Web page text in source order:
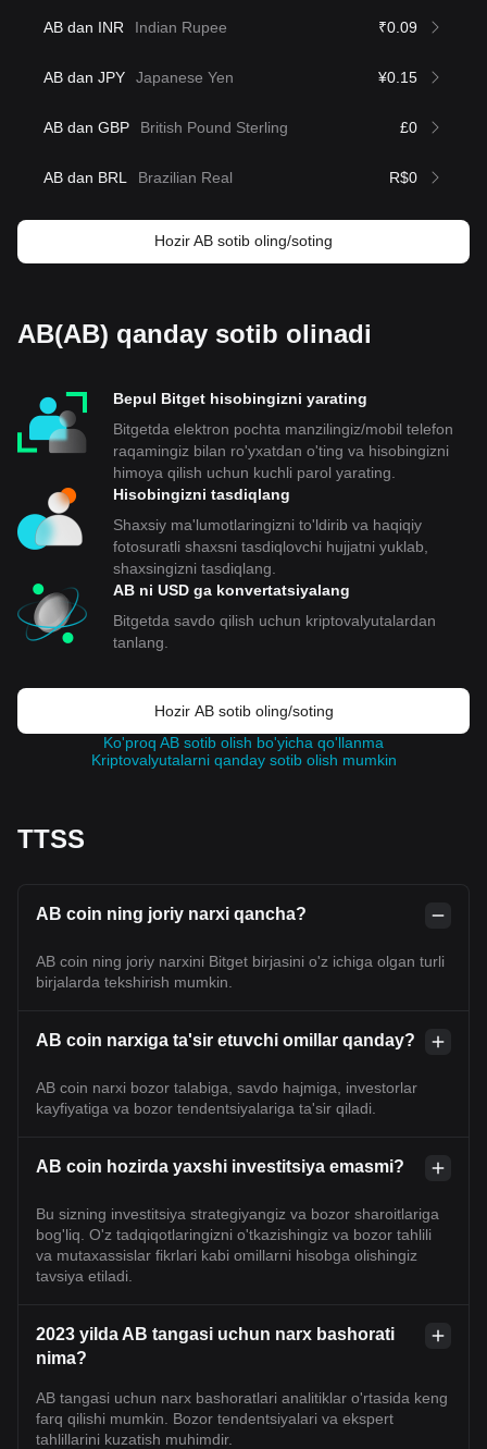
AB dan INR Indian Rupee ₹0.09
AB dan JPY Japanese Yen ¥0.15
AB dan GBP British Pound Sterling £0
AB dan BRL Brazilian Real R$0
Hozir AB sotib oling/soting
AB(AB) qanday sotib olinadi
Bepul Bitget hisobingizni yarating
Bitgetda elektron pochta manzilingiz/mobil telefon
raqamingiz bilan ro'yxatdan o'ting va hisobingizni
himoya qilish uchun kuchli parol yarating.
Hisobingizni tasdiqlang
Shaxsiy ma'lumotlaringizni to'ldirib va haqiqiy
fotosuratli shaxsni tasdiqlovchi hujjatni yuklab,
shaxsingizni tasdiqlang.
AB ni USD ga konvertatsiyalang
Bitgetda savdo qilish uchun kriptovalyutalardan
tanlang.
Hozir AB sotib oling/soting
Ko'proq AB sotib olish bo'yicha qo'llanma
Kriptovalyutalarni qanday sotib olish mumkin
TTSS
AB coin ning joriy narxi qancha?
AB coin ning joriy narxini Bitget birjasini o'z ichiga olgan turli
birjalarda tekshirish mumkin.
AB coin narxiga ta'sir etuvchi omillar qanday?
AB coin narxi bozor talabiga, savdo hajmiga, investorlar
kayfiyatiga va bozor tendentsiyalariga ta'sir qiladi.
AB coin hozirda yaxshi investitsiya emasmi?
Bu sizning investitsiya strategiyangiz va bozor sharoitlariga
bog'liq. O'z tadqiqotlaringizni o'tkazishingiz va bozor tahlili
va mutaxassislar fikrlari kabi omillarni hisobga olishingiz
tavsiya etiladi.
2023 yilda AB tangasi uchun narx bashorati
nima?
AB tangasi uchun narx bashoratlari analitiklar o'rtasida keng
farq qilishi mumkin. Bozor tendentsiyalari va ekspert
tahlillarini kuzatish muhimdir.